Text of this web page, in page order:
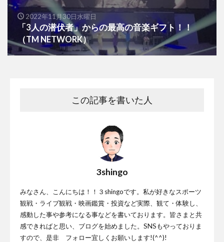
2022年11月30日水曜日
「3人の潜伏者」からの最高の音楽ギフト！！
（TM NETWORK）
この記事を書いた人
3shingo
みなさん、こんにちは！！３shingoです。私が好きなスポーツ
観戦・ライブ観戦・映画鑑賞・投資など実際、観て・体験し、
感動した事や参考になる事などを書いております。皆さまと共
感できればと思い、ブログを始めました。SNSもやっておりま
すので、是非 フォロー宜しくお願いします!(^^)!